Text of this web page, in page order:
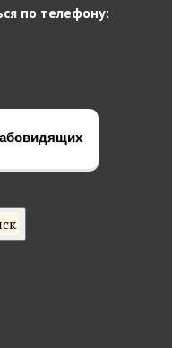
по телефону: